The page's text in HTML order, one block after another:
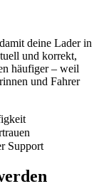
deine Lader in
und korrekt,
häufiger – weil
und Fahrer
Support